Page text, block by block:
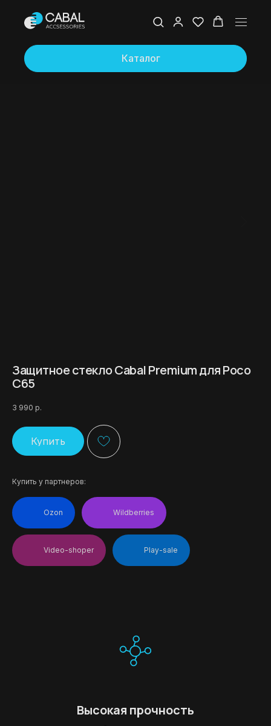
Каталог
Защитное стекло Cabal Premium для Poco
C65
3 990 р.
Купить
Купить у партнеров:
Ozon Wildberries
Video-shoper Play-sale
Высокая прочность